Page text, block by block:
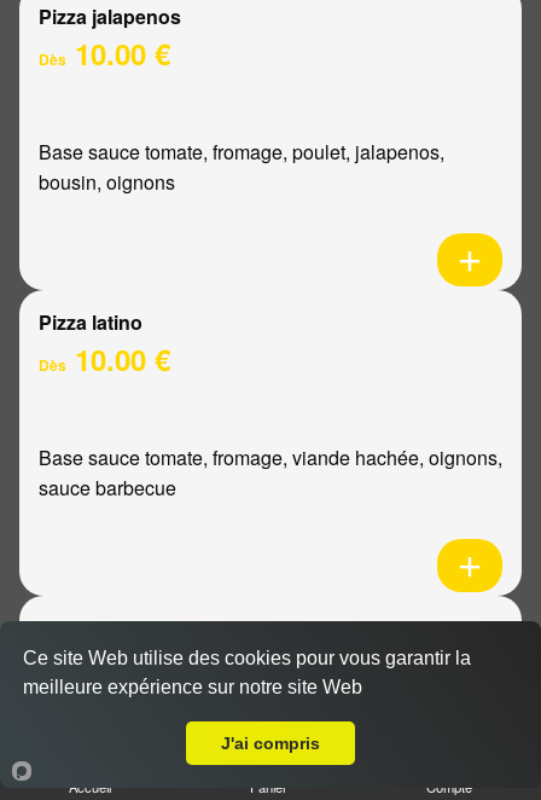
Pizza jalapenos
Dès 10.00 €
Base sauce tomate, fromage, poulet, jalapenos,
bousin, oignons
Pizza latino
Dès 10.00 €
Base sauce tomate, fromage, viande hachée, oignons,
sauce barbecue
Pizza mexicaine
Dès10.00 €
Base sauce tomate, fromage, poulet, pommes de
terre, ananas, sauce barbecue
Accueil Panier Compte
Ce site Web utilise des cookies pour vous garantir la
meilleure expérience sur notre site Web
J'ai compris